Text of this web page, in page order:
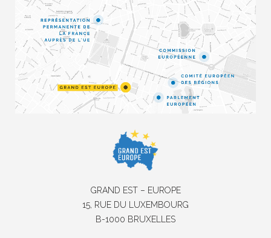
GRAND EST – EUROPE
15, RUE DU LUXEMBOURG
B-1000 BRUXELLES